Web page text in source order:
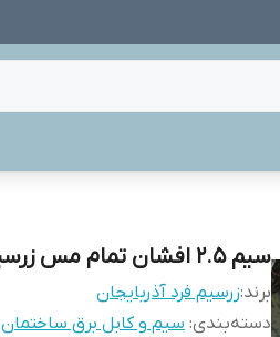
سیم 2.5 افشان تمام مس زرسیم فردآذربایجان (حلقه 100 متری)
برند:زرسیم فرد آذربایجان
دسته‌بندی: سیم و کابل برق ساختمان